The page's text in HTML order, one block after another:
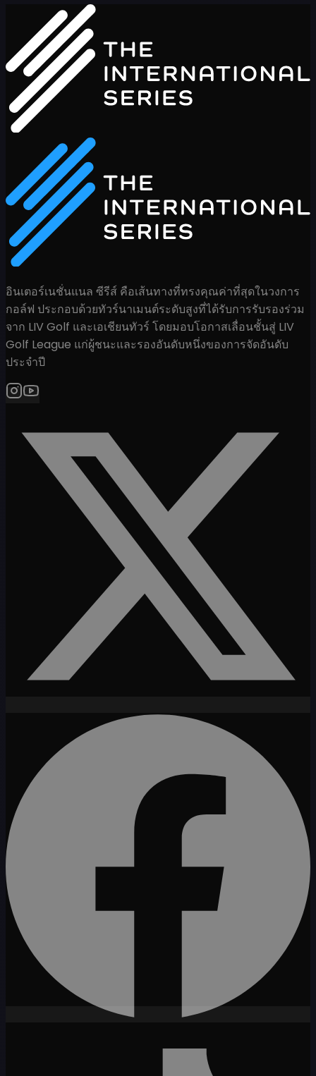
อินเตอร์เนชั่นแนล ซีรีส์ คือเส้นทางที่ทรงคุณค่าที่สุดในวงการ
กอล์ฟ ประกอบด้วยทัวร์นาเมนต์ระดับสูงที่ได้รับการรับรองร่วม
จาก LIV Golf และเอเชียนทัวร์ โดยมอบโอกาสเลื่อนชั้นสู่ LIV
Golf League แก่ผู้ชนะและรองอันดับหนึ่งของการจัดอันดับ
ประจำปี